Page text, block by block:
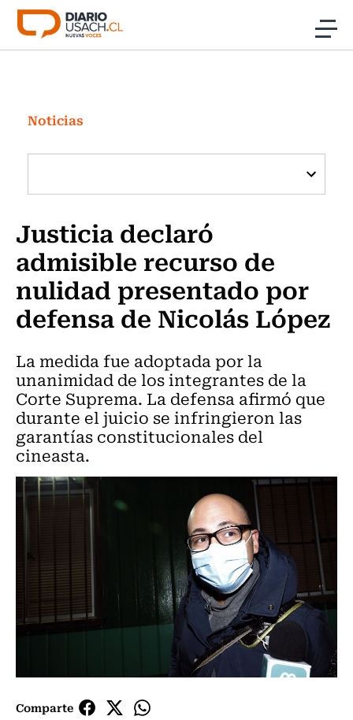
Click acá para ir directamente al contenido
Investigación
Cultura
Programas Radio y TV Usach
Noticias
Justicia declaró
admisible recurso de
nulidad presentado por
defensa de Nicolás López
La medida fue adoptada por la
unanimidad de los integrantes de la
Corte Suprema. La defensa afirmó que
durante el juicio se infringieron las
garantías constitucionales del
cineasta.
Comparte